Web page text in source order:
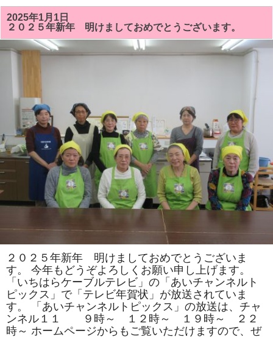
の
房
総
太
巻
き
は
「松」
「お
な
様」
を
巻
験
も
り
ま
す。
は
2025年1月1日
２０２５年新年 明けましておめでとうございます。
２０２５年新年 明けましておめでとうございま
す。 今年もどうぞよろしくお願い申し上げます。
「いちはらケーブルテレビ」の「あいチャンネルト
ピックス」で「テレビ年賀状」が放送されていま
す。 「あいチャンネルトピックス」の放送は、チャ
ンネル１１ ９時～ １２時～ １９時～ ２２
時～ ホームページからもご覧いただけますので、ぜ